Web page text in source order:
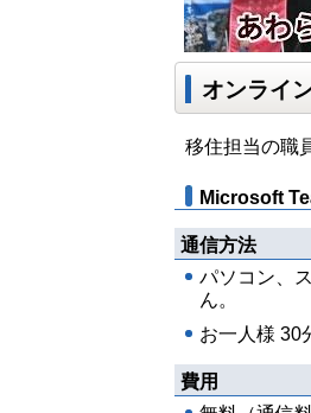
オンライ
移住担当の職
Microsoft
通信方法
パソコン、
ん。
お一人様 30
費用